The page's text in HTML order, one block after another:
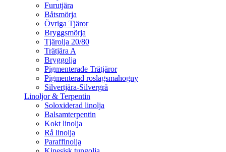
Furutjära
Båtsmörja
Övriga Tjäror
Bryggsmörja
Tjärolja 20/80
Trätjära A
Bryggolja
Pigmenterade Trätjäror
Pigmenterad roslagsmahogny
Silvertjära-Silvergrå
Linoljor & Terpentin
Soloxiderad linolja
Balsamterpentin
Kokt linolja
Rå linolja
Paraffinolja